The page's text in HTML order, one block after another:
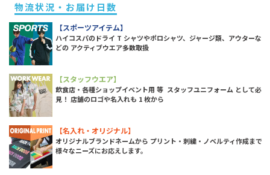
物流状況・お届け日数
【スポーツアイテム】
ハイコスパのドライ T シャツやポロシャツ、ジャージ類、アウターな
どの アクティブウエア多数取扱
【スタッフウエア】
飲食店・各種ショップイベント用 等 スタッフユニフォーム として必
見！ 店舗のロゴや名入れも 1 枚から
【名入れ・オリジナル】
オリジナルブランドネームから プリント・刺繍・ノベルティ作成まで
様々なニーズにお応えします。